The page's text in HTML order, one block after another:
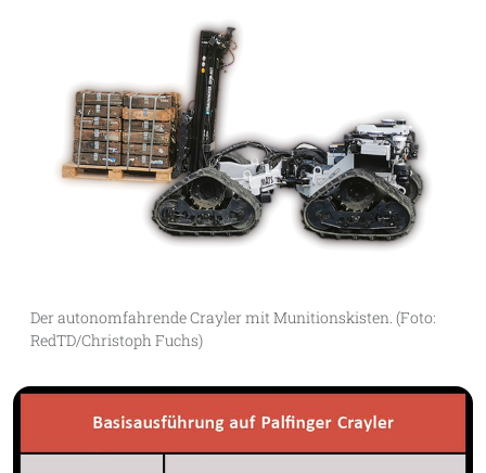
Der autonomfahrende Crayler mit Munitionskisten. (Foto:
RedTD/Christoph Fuchs)